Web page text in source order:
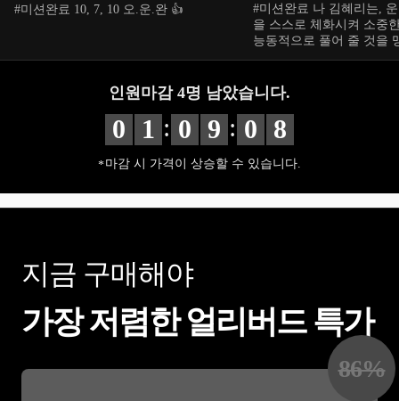
#미션완료 10, 7, 10 오.운.완 👍
#미션완료 나 김혜리는, 운동 전 스트레칭
을 스스로 체화시켜 소중
능동적으로 풀어 줄 것을
합니다. 위 내용을 모두 지킬 것을 여러분
앞에 선서합니다.
인원마감 4명 남았습니다.
0 1 : 0 9 : 0 7
마감 시 가격이 상승할 수 있습니다.
지금 구매해야
가장 저렴한 얼리버드 특가
86%